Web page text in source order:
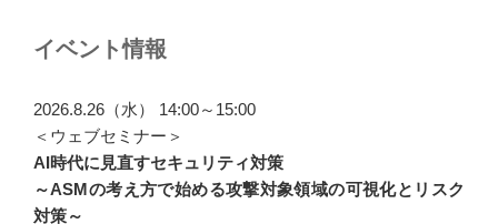
ナ
ゲ
ー
シ
ョ
イベント情報
2026.8.26（水） 14:00～15:00
＜ウェブセミナー＞
AI時代に見直すセキュリティ対策
～ASMの考え方で始める攻撃対象領域の可視化とリスク
対策～